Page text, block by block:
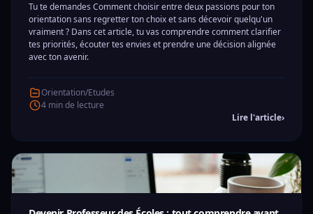
Tu te demandes Comment choisir entre deux passions pour ton
orientation sans regretter ton choix et sans décevoir quelqu'un
vraiment ? Dans cet article, tu vas comprendre comment clarifier
tes priorités, écouter tes envies et prendre une décision alignée
avec ton avenir.
Orientation/Etudes
4 min de lecture
Lire l'article›